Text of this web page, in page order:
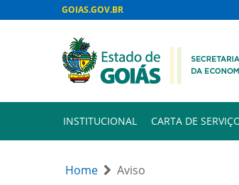
GOIAS.GOV.BR
INSTITUCIONAL CARTA DE
Home Aviso